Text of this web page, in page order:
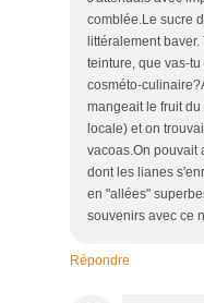
comblée.Le sucre
littéralement
teinture, que vas-
cosméto-
mangeait le fruit
locale) et on
vacoas.On pouvait
dont les lianes
en "allées"
souvenirs avec ce
Répondre